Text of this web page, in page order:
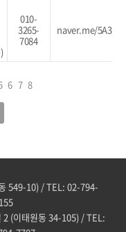
010-
3265-
7084
naver.me/
6 7 8
549-10) / TEL: 02-794-
2 (이태원동 34-105) / TEL: